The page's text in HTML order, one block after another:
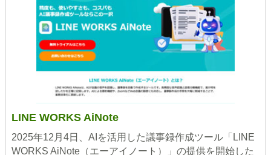
LINE WORKS AiNote
2025年12月4日、AIを活用した議事録作成ツール「LINE
WORKS AiNote（エーアイノート）」の提供を開始した